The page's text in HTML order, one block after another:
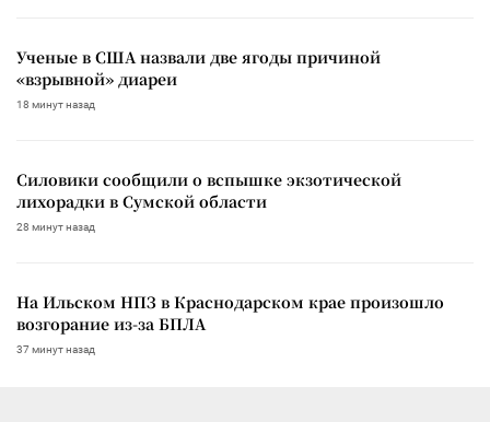
Ученые в США назвали две ягоды причиной
«взрывной» диареи
18 минут назад
Силовики сообщили о вспышке экзотической
лихорадки в Сумской области
28 минут назад
На Ильском НПЗ в Краснодарском крае произошло
возгорание из-за БПЛА
37 минут назад